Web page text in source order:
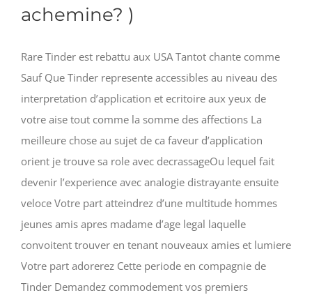
achemine? )
Rare Tinder est rebattu aux USA Tantot chante comme
Sauf Que Tinder represente accessibles au niveau des
interpretation d’application et ecritoire aux yeux de
votre aise tout comme la somme des affections La
meilleure chose au sujet de ca faveur d’application
orient je trouve sa role avec decrassageOu lequel fait
devenir l’experience avec analogie distrayante ensuite
veloce Votre part atteindrez d’une multitude hommes
jeunes amis apres madame d’age legal laquelle
convoitent trouver en tenant nouveaux amies et lumiere
Votre part adorerez Cette periode en compagnie de
Tinder Demandez commodement vos premiers